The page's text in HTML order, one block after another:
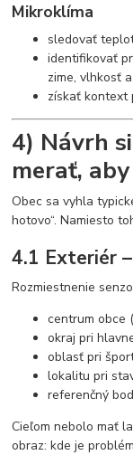
Mikroklíma
sledovať
identifikovať
zime, vlhkosť
získať kontext
4) Návrh
merať,
Obec sa vyhla
hotovo“. Namiesto
4.1 Exteriér
Rozmiestnenie
centrum obce
okraj pri
oblasť pri
lokalitu pri
referenčný
Cieľom nebolo mať
obraz: kde je